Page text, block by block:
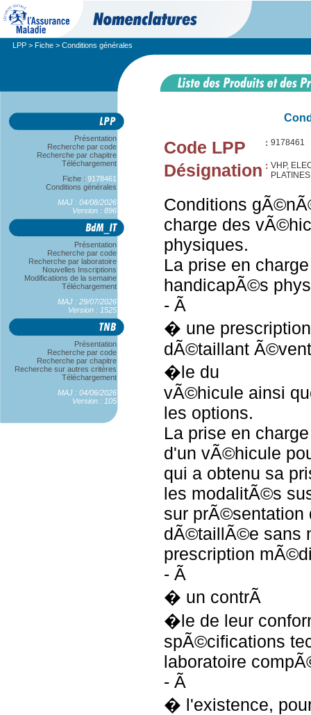
LPP > Fiche > Conditions générales
Présentation
Recherche par code
Recherche par chapitre
Téléchargement
Fiche : 9178461
Conditions générales
MAJ : 04/08/2026
Version : 896
Présentation
Recherche par code
Recherche par laboratoire
Nouvelles Inscriptions
Modifications de la semaine
Téléchargement
MAJ : 29/07/2026
Version : 1525
Présentation
Recherche par code
Recherche par chapitre
Recherche sur autres critères
Téléchargement
MAJ : 04/06/2026
Version : 105
Code LPP : 9178461
Désignation : VHP,
Conditions
charge des
physiques.
La prise en
handicapÃ©s
- Ã
� une
dÃ©taillant
�le du
vÃ©hicule ainsi
les options.
La prise en
d'un vÃ©hicule
qui a obtenu sa
les modalitÃ©s
sur prÃ©sentation
dÃ©taillÃ©e sans
prescription
- Ã
� un contrÃ
�le de leur
spÃ©cifications
laboratoire
- Ã
� l'existence,